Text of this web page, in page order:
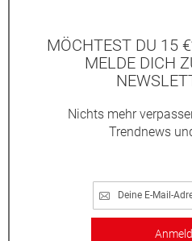
MÖCHTEST DU 15
MELDE DICH
Nichts mehr
Trendnews